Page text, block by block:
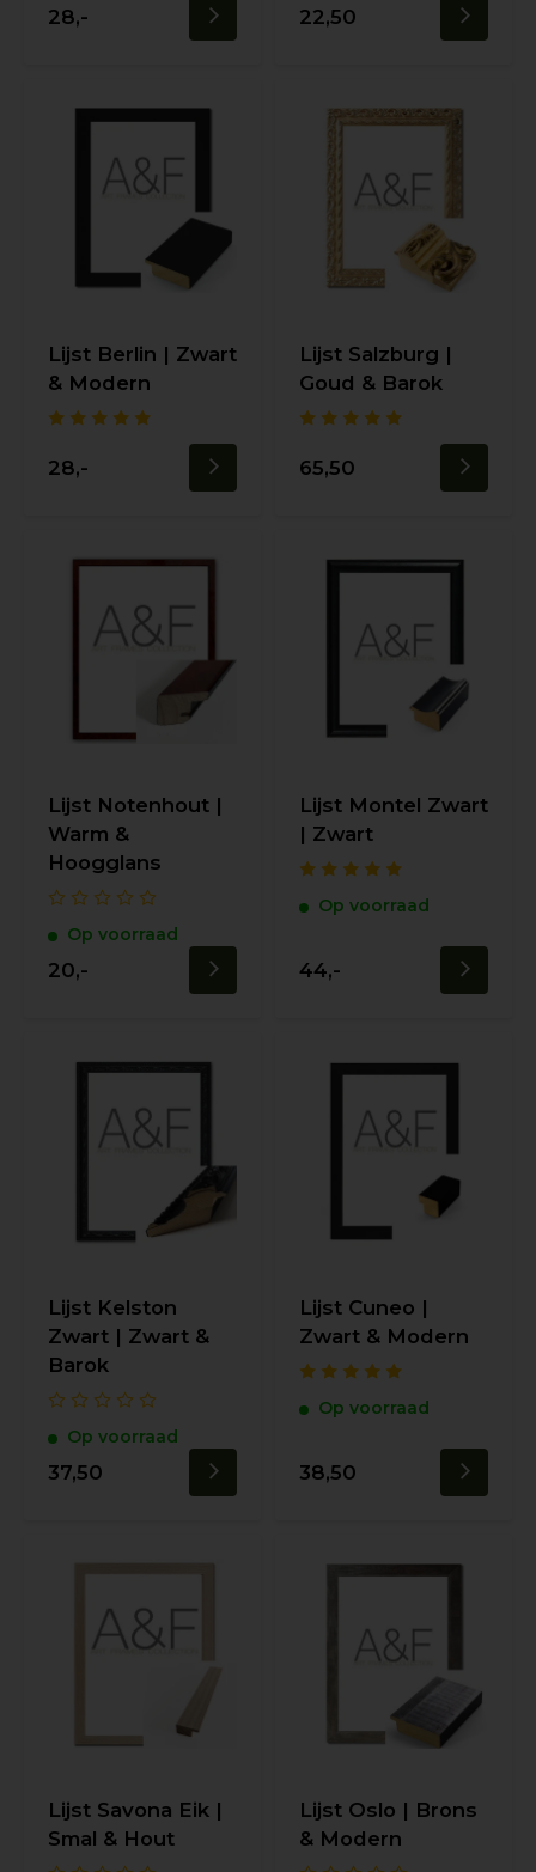
28,- 22,50
Lijst Berlin | Zwart
& Modern
28,-
Lijst Salzburg |
Goud & Barok
65,50
Lijst Notenhout |
Warm &
Hoogglans
Op voorraad
20,-
Lijst Montel Zwart
| Zwart
Op voorraad
44,-
Lijst Kelston
Zwart | Zwart &
Barok
Op voorraad
37,50
Lijst Cuneo |
Zwart & Modern
Op voorraad
38,50
Lijst Savona Eik |
Smal & Hout
Lijst Oslo | Brons
& Modern